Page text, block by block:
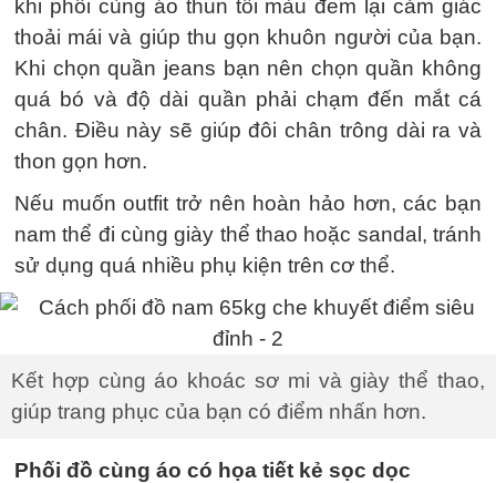
khi phối cùng áo thun tối màu đem lại cảm giác
thoải mái và giúp thu gọn khuôn người của bạn.
Khi chọn quần jeans bạn nên chọn quần không
quá bó và độ dài quần phải chạm đến mắt cá
chân. Điều này sẽ giúp đôi chân trông dài ra và
thon gọn hơn.
Nếu muốn outfit trở nên hoàn hảo hơn, các bạn
nam thể đi cùng giày thể thao hoặc sandal, tránh
sử dụng quá nhiều phụ kiện trên cơ thể.
Kết hợp cùng áo khoác sơ mi và giày thể thao,
giúp trang phục của bạn có điểm nhấn hơn.
Phối đồ cùng áo có họa tiết kẻ sọc dọc